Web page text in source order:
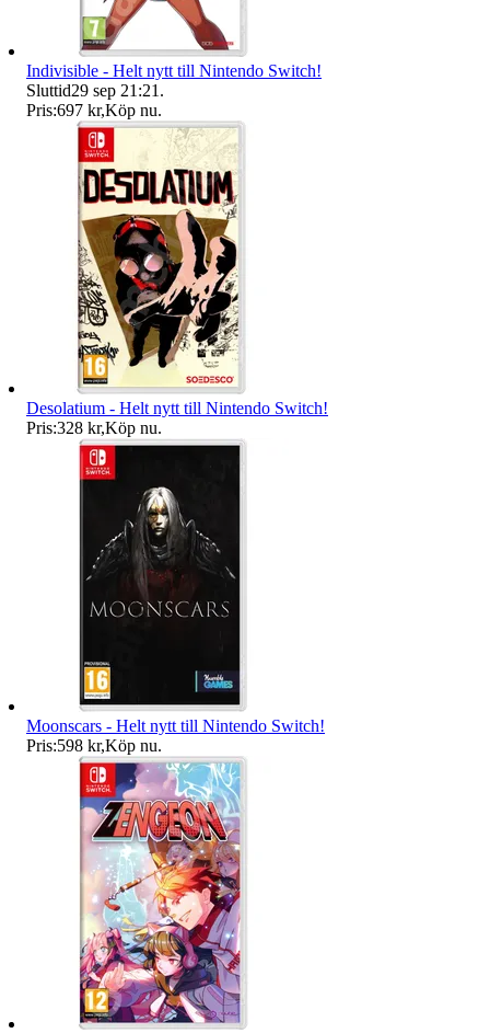
Indivisible - Helt nytt till Nintendo Switch!
Sluttid29 sep 21:21 .
Pris:697 kr,Köp nu.
Desolatium - Helt nytt till Nintendo Switch!
Pris:328 kr,Köp nu.
Moonscars - Helt nytt till Nintendo Switch!
Pris:598 kr,Köp nu.